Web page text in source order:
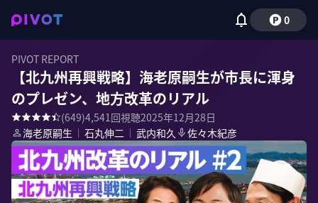
0
PIVOT REPORT
【北九州再興戦略】海老原嗣生が市長に渾身
のプレゼン、地方改革のリアル
(649)4,541回視聴2025年12月28日
海老原嗣生 ｜ 石丸伸二 ｜ 武内和久 佐々木紀彦